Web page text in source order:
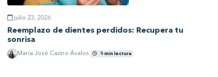
julio 23, 2026
Reemplazo de dientes perdidos: Recupera tu
sonrisa
María José Castro Ávalos 5 min lectura